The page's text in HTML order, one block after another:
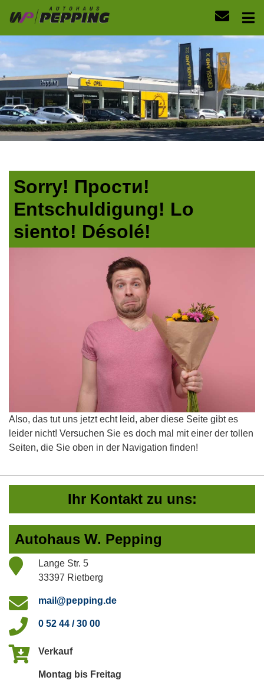
Sorry! Прости!
Entschuldigung! Lo
siento! Désolé!
Also, das tut uns jetzt echt leid, aber diese Seite gibt es
leider nicht! Versuchen Sie es doch mal mit einer der tollen
Seiten, die Sie oben in der Navigation finden!
Ihr Kontakt zu uns:
Autohaus W. Pepping
Lange Str. 5
33397 Rietberg
mail@pepping.de
0 52 44 / 30 00
Verkauf
Montag bis Freitag